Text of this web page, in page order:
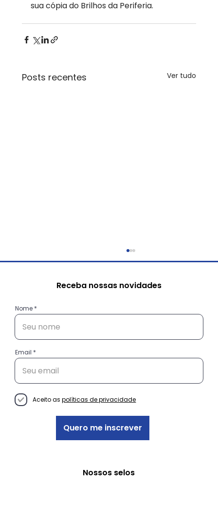
sua cópia do Brilhos da Periferia.
Posts recentes Ver tudo
Do “Oi!” ao Cliente Fiel: como a
Receba nossas novidades
Nome
Email
Aceito as políticas de privacidade
Quero me inscrever
Nossos selos